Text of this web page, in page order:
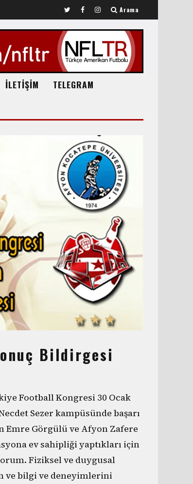
Arama
İLETİŞİM
TELEGRAM
Bildirgesi
Football Kongresi 30 Ocak
Sezer kampüsünde başarı
Emre Görgülü ve Afyon Zafere
ev sahipliği yaptıkları için
Fiziksel ve duygusal
ve bilgi ve deneyimlerini